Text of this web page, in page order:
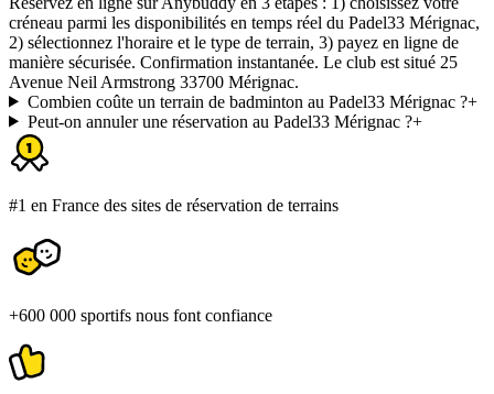
créneau parmi les disponibilités en temps réel du Padel33 Mérignac,
2) sélectionnez l'horaire et le type de terrain, 3) payez en ligne de
manière sécurisée. Confirmation instantanée. Le club est situé 25
Avenue Neil Armstrong 33700 Mérignac.
Combien coûte un terrain de badminton au Padel33 Mérignac ?+
Peut-on annuler une réservation au Padel33 Mérignac ?+
#1 en France des sites de réservation de terrains
+600 000 sportifs nous font confiance